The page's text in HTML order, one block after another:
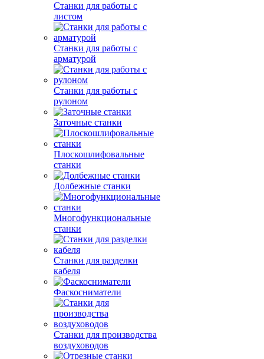
Станки для работы с
листом
Станки для работы с
арматурой
Станки для работы с
рулоном
Заточные станки
Плоскошлифовальные
станки
Долбежные станки
Многофункциональные
станки
Станки для разделки
кабеля
Фаскосниматели
Станки для производства
воздуховодов